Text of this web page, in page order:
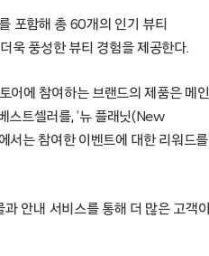
포함해 총 60개의 인기 뷰티
욱 풍성한 뷰티 경험을 제공한다.
어에 참여하는 브랜드의 제품은 메인
스트셀러를, ‘뉴 플래닛(New
서는 참여한 이벤트에 대한 리워드를
안내 서비스를 통해 더 많은 고객이